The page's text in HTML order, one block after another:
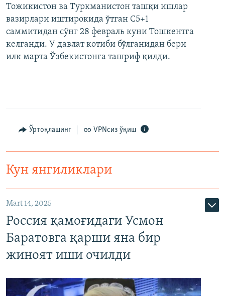
Тожикистон ва Туркманистон ташқи ишлар
вазирлари иштирокида ўтган С5+1
саммитидан сўнг 28 февраль куни Тошкентга
келганди. У давлат котиби бўлганидан бери
илк марта Ўзбекистонга ташриф қилди.
Ўртоқлашинг VPNсиз ўқиш
Кун янгиликлари
Mart 14, 2025
Россия қамоғидаги Усмон
Баратовга қарши яна бир
жиноят иши очилди